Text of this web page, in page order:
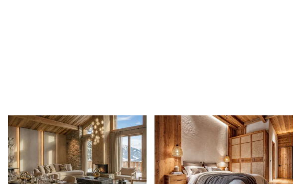
Téléphone
Votre demande